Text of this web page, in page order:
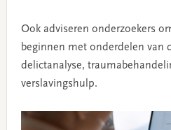
Ook adviseren onderzoekers
beginnen met onderdelen van
delictanalyse,
verslavingshulp.